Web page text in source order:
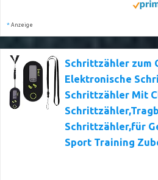
* Anzeige
Schrittzähler zum
Elektronische
Schrittzähler Mit
Schrittzähler,für
Sport Training